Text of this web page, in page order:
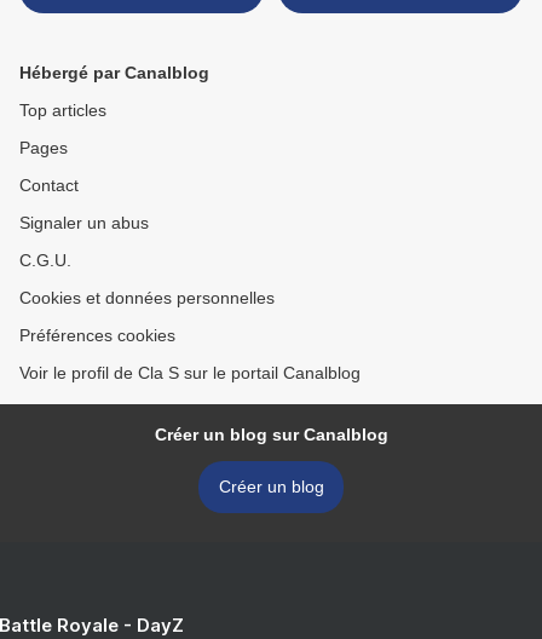
Hébergé par Canalblog
Top articles
Pages
Contact
Signaler un abus
C.G.U.
Cookies et données personnelles
Préférences cookies
Voir le profil de Cla S sur le portail Canalblog
Créer un blog sur Canalblog
Créer un blog
Royale - DayZ